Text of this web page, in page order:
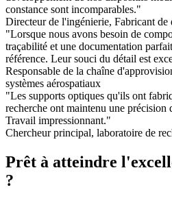
constance sont incomparables."
Directeur de l'ingénierie, Fabricant de
"Lorsque nous avons besoin de
traçabilité et une documentation
référence. Leur souci du détail est
Responsable de la chaîne
systèmes aérospatiaux
"Les supports optiques qu'ils ont
recherche ont maintenu une précision
Travail impressionnant."
Chercheur principal, laboratoire de
Prêt à atteindre
?